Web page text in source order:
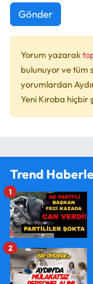
Gönder
Yorum yazarak
bulunuyor ve tüm
yorumlardan
Yeni Kıroba
Trend
1
2